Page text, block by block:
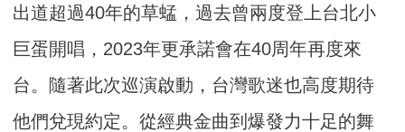
出道超過40年的草蜢，過去曾兩度登上台北小
巨蛋開唱，2023年更承諾會在40周年再度來
台。隨著此次巡演啟動，台灣歌迷也高度期待
他們兌現約定。從經典金曲到爆發力十足的舞